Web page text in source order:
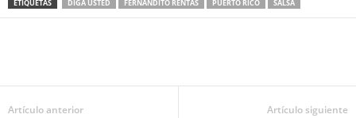
ETIQUETAS DIGA USTED FERNANDITO RENTAS PUERTO RICO SALSA
Artículo anterior Artículo siguiente